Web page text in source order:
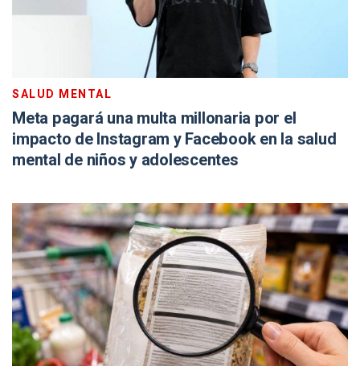
SALUD MENTAL
Meta pagará una multa millonaria por el
impacto de Instagram y Facebook en la salud
mental de niños y adolescentes